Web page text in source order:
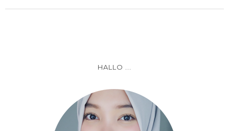
HALLO ...